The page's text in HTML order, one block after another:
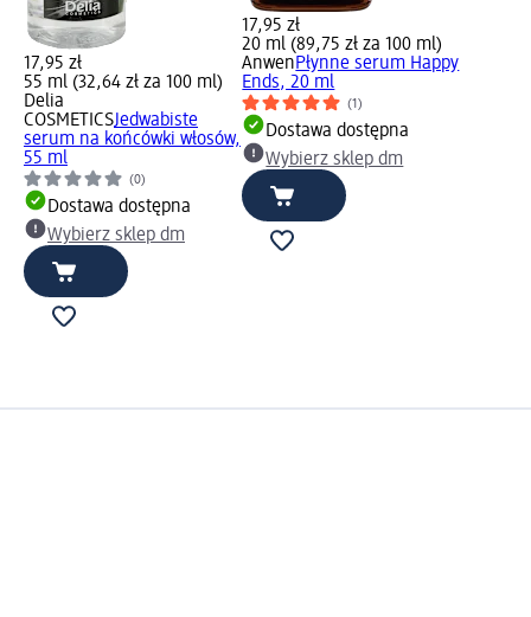
17,95 zł
55 ml (32,64 zł za 100 ml)
Delia
COSMETICSJedwabiste
serum na końcówki włosów,
55 ml
(0)
Dostawa dostępna
Wybierz sklep dm
17,95 zł
20 ml (89,75 zł za 100 ml)
AnwenPłynne serum Happy
Ends, 20 ml
(1)
Dostawa dostępna
Wybierz sklep dm